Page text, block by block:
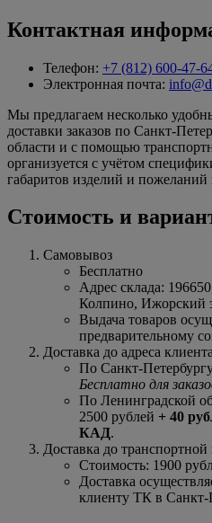
Контактная
Телефон: +7 (812) 600-47-
Электронная почта:
Мы предлагаем несколько
доставки заказов по Санкт-
области и с помощью
организуется с учётом
габаритов изделий и пожеланий
Стоимость и
Самовывоз
Бесплатно
Адрес склада:
Колпино, Ижорский
Выдача товаров
предварительному
Доставка до адреса клиента
По Санкт-
Бесплатно для
По Ленинградской
2500 рублей + 40
КАД.
Доставка до
Стоимость: 1900
Доставка
клиенту ТК в Санкт-